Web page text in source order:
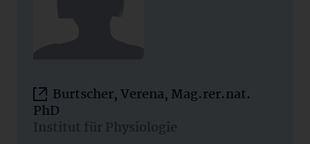
Burtscher, Verena, Mag.rer.nat.
PhD
Institut für Physiologie